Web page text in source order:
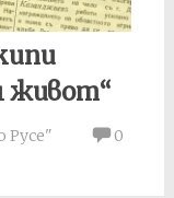
живот“
Русе"
0